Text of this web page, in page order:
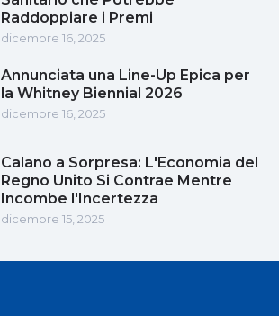
Raddoppiare i Premi
dicembre 16, 2025
Annunciata una Line-Up Epica per
la Whitney Biennial 2026
dicembre 16, 2025
Calano a Sorpresa: L'Economia del
Regno Unito Si Contrae Mentre
Incombe l'Incertezza
dicembre 15, 2025